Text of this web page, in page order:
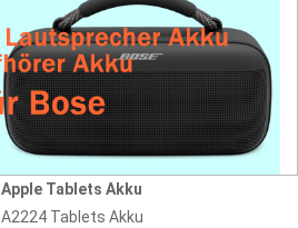
Apple Tablets Akku
A2224 Tablets Akku